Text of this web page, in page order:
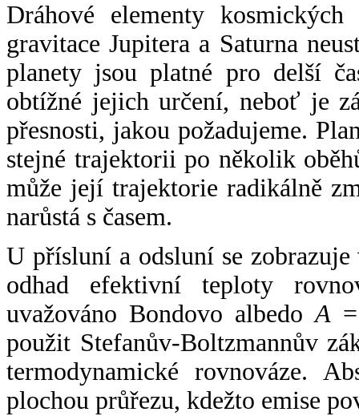
Dráhové elementy
gravitace Jupitera a Saturna
planety jsou platné pro delší
obtížné jejich určení, neboť je
přesnosti, jakou požadujeme.
stejné trajektorii po několik
může její trajektorie radikálně
narůstá s časem.
U přísluní a odsluní se
odhad efektivní teploty
uvažováno Bondovo albedoA
použit Stefanův-Boltzmannův
termodynamické rovnováze.
plochou průřezu, kdežto emise